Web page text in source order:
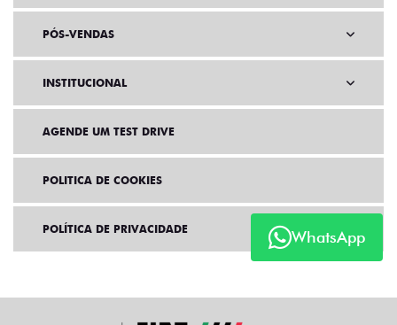
WhatsApp
PÓS-VENDAS
INSTITUCIONAL
AGENDE UM TEST DRIVE
POLITICA DE COOKIES
POLÍTICA DE PRIVACIDADE